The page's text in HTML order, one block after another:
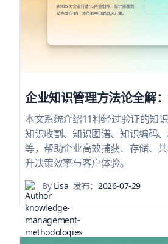
企业知识管理方法论全解
本文系统介绍11种经过验证的知
知识收割、知识图谱、知识编码
等，帮助企业高效捕获、存储、
升决策效率与客户体验。
ByLisa 发布：2026-07-29